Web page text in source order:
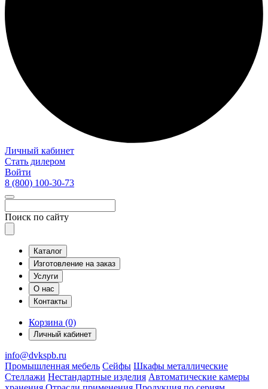
Личный кабинет
Стать дилером
Войти
8 (800) 100-30-73
Поиск по сайту
Каталог
Изготовление на заказ
Услуги
О нас
Контакты
Корзина (0)
Личный кабинет
info@dvkspb.ru
Промышленная мебель Сейфы Шкафы металлические
Стеллажи Нестандартные изделия Автоматические камеры